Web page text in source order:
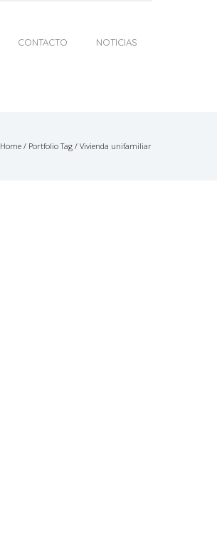
CONTACTO NOTICIAS
Home / Portfolio Tag / Vivienda unifamiliar